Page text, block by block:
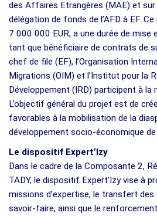
des Affaires Etrangères (MAE) et sur
délégation de fonds de l’AFD à EF.
7 000 000 EUR, a une durée de mise
tant que bénéficiaire de contrats de
chef de file (EF), l’Organisation
Migrations (OIM) et l’Institut pour la
Développement (IRD) participent à la
L’objectif général du projet est de
favorables à la mobilisation de la
développement socio-économique de
Le dispositif Expert’Izy
Dans le cadre de la Composante 2,
TADY, le dispositif Expert’Izy vise à
missions d’expertise, le transfert
savoir-faire, ainsi que le